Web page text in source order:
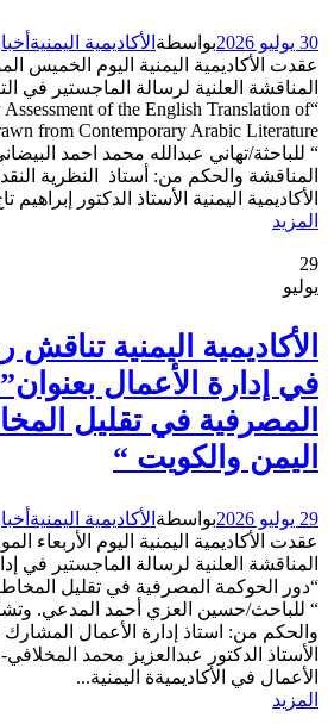
30 يوليو 2026 بواسطة الأكاديمية اليمنية
المناقشة العلنية لرسالة الماجستير في
Assessment of the English Translation of
from Contemporary Arabic Literature
“ للباحثة/تهاني عبدالله محمد احمد
المناقشة والحكم من: أستاذ النظرية
الأكاديمية اليمنية الأستاذ الدكتور إبراهيم
المزيد
29
يوليو
الأكاديمية اليمنية
في إدارة الأعمال
المصرفية في تقليل
اليمن والكويت “
29 يوليو 2026 بواسطة الأكاديمية اليمنية
المناقشة العلنية لرسالة الماجستير في
“دور الحوكمة المصرفية في تقليل
“ للباحث/حسين العزي أحمد المدعي.
والحكم من: استاذ إدارة الأعمال المشارك
الأستاذ الدكتور عبدالعزيز محمد
الأعمال في الأكاديميةة اليمنية...
المزيد